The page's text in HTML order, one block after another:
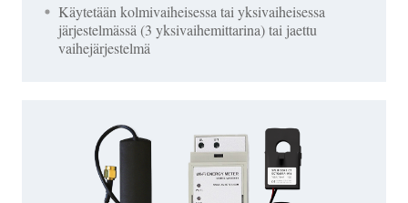
Käytetään kolmivaiheisessa tai yksivaiheisessa
järjestelmässä (3 yksivaihemittarina) tai jaettu
vaihejärjestelmä